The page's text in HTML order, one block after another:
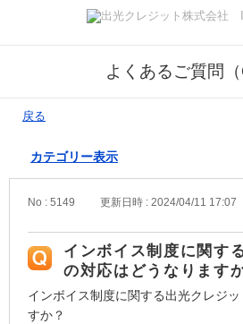
よくあるご質問（
戻る
カテゴリー表示
No : 5149 更新日時 : 2024/04/11 17:07
インボイス制度に関す
の対応はどうなります
インボイス制度に関する出光クレジ
すか？